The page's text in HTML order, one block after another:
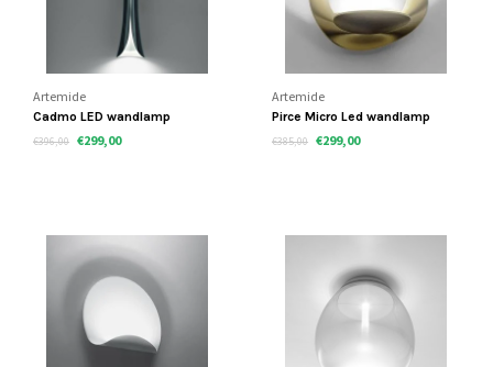
Artemide
Cadmo LED wandlamp
€396,00 €299,00
Artemide
Pirce Micro Led wandlamp
€385,00 €299,00